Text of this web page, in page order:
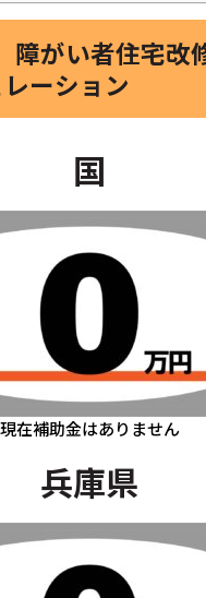
障がい者住宅改
ーション
国
現在補助金はありません
兵庫県